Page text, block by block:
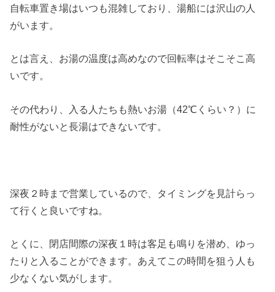
自転車置き場はいつも混雑しており、湯船には沢山の人
がいます。
とは言え、お湯の温度は高めなので回転率はそこそこ高
いです。
その代わり、入る人たちも熱いお湯（42℃くらい？）に
耐性がないと長湯はできないです。
深夜２時まで営業しているので、タイミングを見計らっ
て行くと良いですね。
とくに、閉店間際の深夜１時は客足も鳴りを潜め、ゆっ
たりと入ることができます。あえてこの時間を狙う人も
少なくない気がします。